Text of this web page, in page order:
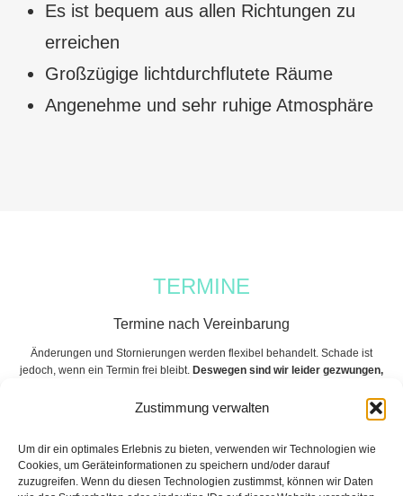
Zustimmung verwalten
Um dir ein optimales Erlebnis zu bieten, verwenden wir Technologien wie
Cookies, um Geräteinformationen zu speichern und/oder darauf
zuzugreifen. Wenn du diesen Technologien zustimmst, können wir Daten
Es ist bequem aus allen Richtungen zu
erreichen
Großzügige lichtdurchflutete Räume
Angenehme und sehr ruhige Atmosphäre
TERMINE
Termine nach Vereinbarung
Änderungen und Stornierungen werden flexibel behandelt. Schade ist
jedoch, wenn ein Termin frei bleibt. Deswegen sind wir leider gezwungen,
HAUTKLAR REUTLINGEN